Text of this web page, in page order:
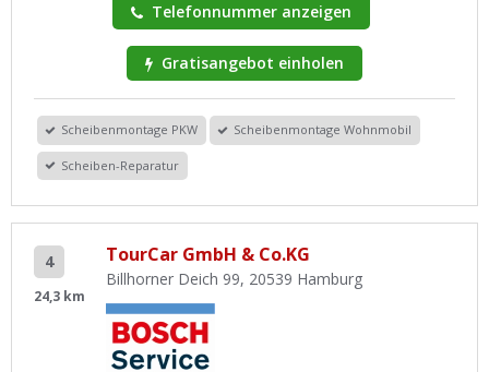
Telefonnummer anzeigen
Gratisangebot einholen
Scheibenmontage PKW Scheibenmontage Wohnmobil
Scheiben-Reparatur
4
24,3 km
TourCar GmbH & Co.KG
Billhorner Deich 99, 20539 Hamburg